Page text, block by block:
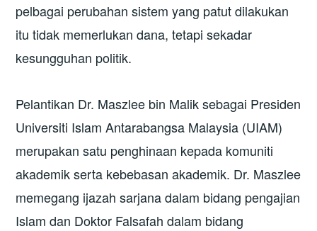
pelbagai perubahan sistem yang patut dilakukan
itu tidak memerlukan dana, tetapi sekadar
kesungguhan politik.
Pelantikan Dr. Maszlee bin Malik sebagai Presiden
Universiti Islam Antarabangsa Malaysia (UIAM)
merupakan satu penghinaan kepada komuniti
akademik serta kebebasan akademik. Dr. Maszlee
memegang ijazah sarjana dalam bidang pengajian
Islam dan Doktor Falsafah dalam bidang